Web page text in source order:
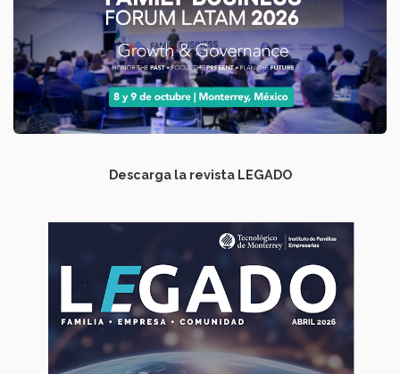
Descarga la revista LEGADO